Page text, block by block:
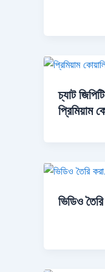
চ্যাট
প্রিমিয়াম
ভিডিও